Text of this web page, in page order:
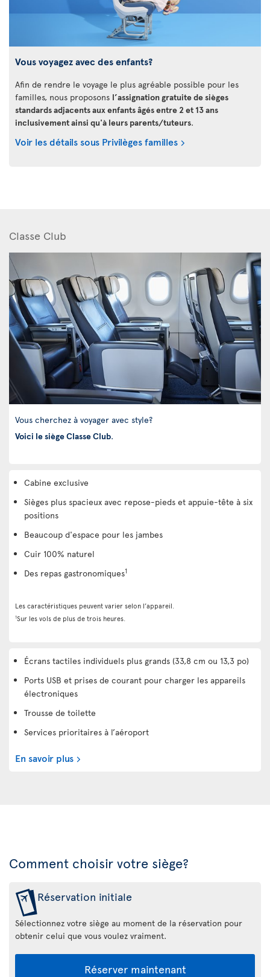
Vous voyagez avec des enfants?
Afin de rendre le voyage le plus agréable possible pour les
familles, nous proposons l’assignation gratuite de sièges
standards adjacents aux enfants âgés entre 2 et 13 ans
inclusivement ainsi qu'à leurs parents/tuteurs.
Voir les détails sous Privilèges familles
Classe Club
Vous cherchez à voyager avec style?
Voici le siège Classe Club.
Cabine exclusive
Sièges plus spacieux avec repose-pieds et appuie-tête à six
positions
Beaucoup d'espace pour les jambes
Cuir 100% naturel
Des repas gastronomiques1
Les caractéristiques peuvent varier selon l’appareil.
1Sur les vols de plus de trois heures.
Écrans tactiles individuels plus grands (33,8 cm ou 13,3 po)
Ports USB et prises de courant pour charger les appareils
électroniques
Trousse de toilette
Services prioritaires à l’aéroport
En savoir plus
Comment choisir votre siège?
Réservation initiale
Sélectionnez votre siège au moment de la réservation pour
obtenir celui que vous voulez vraiment.
Réserver maintenant